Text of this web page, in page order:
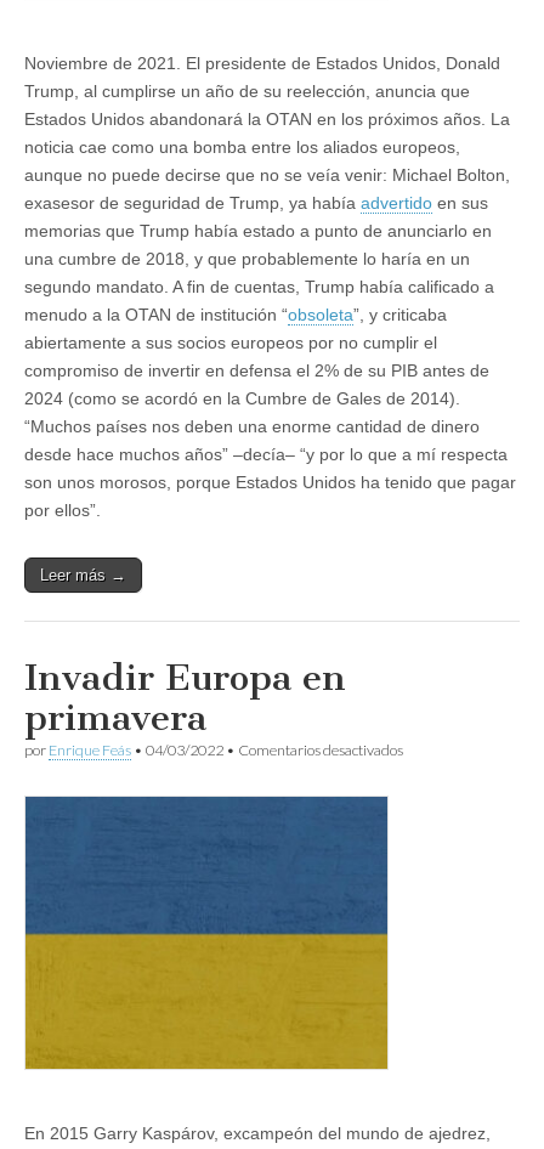
Noviembre de 2021. El presidente de Estados Unidos, Donald
Trump, al cumplirse un año de su reelección, anuncia que
Estados Unidos abandonará la OTAN en los próximos años. La
noticia cae como una bomba entre los aliados europeos,
aunque no puede decirse que no se veía venir: Michael Bolton,
exasesor de seguridad de Trump, ya había advertido en sus
memorias que Trump había estado a punto de anunciarlo en
una cumbre de 2018, y que probablemente lo haría en un
segundo mandato. A fin de cuentas, Trump había calificado a
menudo a la OTAN de institución “obsoleta”, y criticaba
abiertamente a sus socios europeos por no cumplir el
compromiso de invertir en defensa el 2% de su PIB antes de
2024 (como se acordó en la Cumbre de Gales de 2014).
“Muchos países nos deben una enorme cantidad de dinero
desde hace muchos años” –decía– “y por lo que a mí respecta
son unos morosos, porque Estados Unidos ha tenido que pagar
por ellos”.
Leer más →
Invadir Europa en
primavera
por Enrique Feás • 04/03/2022 • Comentarios desactivadosen
En 2015 Garry Kaspárov, excampeón del mundo de ajedrez,